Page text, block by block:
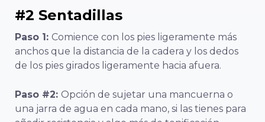
#2 Sentadillas
Paso 1: Comience con los pies ligeramente más
anchos que la distancia de la cadera y los dedos
de los pies girados ligeramente hacia afuera.
Paso #2: Opción de sujetar una mancuerna o
una jarra de agua en cada mano, si las tienes para